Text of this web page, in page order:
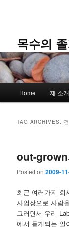
content
content목수의
Home 제 소
TAG ARCHIVES:
out-grown
Posted on2009-
최근 여러가지 회
사업상으로 사람
그러면서 우리
에서 듣게되는 일